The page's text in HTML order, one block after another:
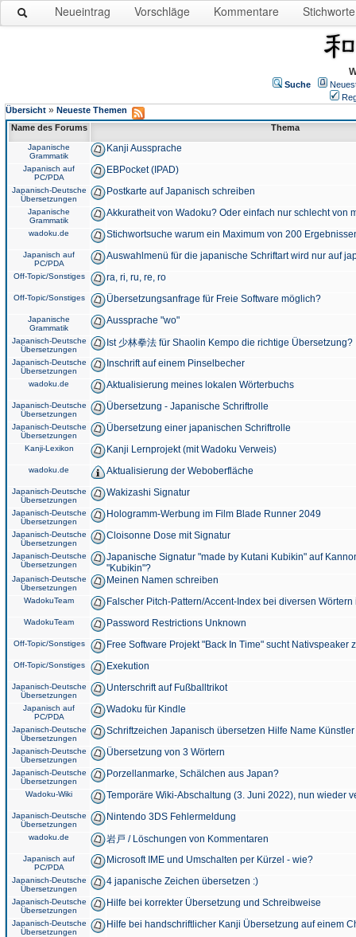
Neueintrag Vorschläge Kommentare Stichworte
Suche
Übersicht » Neueste Themen
Name des Forums
Thema
Japanische
Grammatik
Kanji Aussprache
Japanisch auf
PC/PDA
EBPocket (IPAD)
Japanisch-Deutsche
Übersetzungen
Postkarte auf Japanisch schreiben
Japanische
Grammatik
Akkuratheit von Wadoku? Oder einfach nur schlecht von
wadoku.de Stichwortsuche warum ein Maximum von 200
Japanisch auf
PC/PDA
Auswahlmenü für die japanische Schriftart wird nur auf
Off-Topic/Sonstiges ra, ri, ru, re, ro
Off-Topic/Sonstiges Übersetzungsanfrage für Freie Software möglich?
Japanische
Grammatik
Aussprache "wo"
Japanisch-Deutsche
Übersetzungen
Ist 少林拳法 für Shaolin Kempo die richtige Übersetzung?
Japanisch-Deutsche
Übersetzungen
Inschrift auf einem Pinselbecher
wadoku.de Aktualisierung meines lokalen Wörterbuchs
Japanisch-Deutsche
Übersetzungen
Übersetzung - Japanische Schriftrolle
Japanisch-Deutsche
Übersetzungen
Übersetzung einer japanischen Schriftrolle
Kanji-Lexikon Kanji Lernprojekt (mit Wadoku Verweis)
wadoku.de Aktualisierung der Weboberfläche
Japanisch-Deutsche
Übersetzungen
Wakizashi Signatur
Japanisch-Deutsche
Übersetzungen
Hologramm-Werbung im Film Blade Runner 2049
Japanisch-Deutsche
Übersetzungen
Cloisonne Dose mit Signatur
Japanisch-Deutsche
Übersetzungen
Japanische Signatur "made by Kutani Kubikin" auf
"Kubikin"?
Japanisch-Deutsche
Übersetzungen
Meinen Namen schreiben
WadokuTeam Falscher Pitch-Pattern/Accent-Index bei diversen
WadokuTeam Password Restrictions Unknown
Off-Topic/Sonstiges Free Software Projekt "Back In Time" sucht Nativspeaker
Off-Topic/Sonstiges Exekution
Japanisch-Deutsche
Übersetzungen
Unterschrift auf Fußballtrikot
Japanisch auf
PC/PDA
Wadoku für Kindle
Japanisch-Deutsche
Übersetzungen
Schriftzeichen Japanisch übersetzen Hilfe Name
Japanisch-Deutsche
Übersetzungen
Übersetzung von 3 Wörtern
Japanisch-Deutsche
Übersetzungen
Porzellanmarke, Schälchen aus Japan?
Wadoku-Wiki Temporäre Wiki-Abschaltung (3. Juni 2022), nun wieder
Japanisch-Deutsche
Übersetzungen
Nintendo 3DS Fehlermeldung
wadoku.de 岩戸 / Löschungen von Kommentaren
Japanisch auf
PC/PDA
Microsoft IME und Umschalten per Kürzel - wie?
Japanisch-Deutsche
Übersetzungen
4 japanische Zeichen übersetzen :)
Japanisch-Deutsche
Übersetzungen
Hilfe bei korrekter Übersetzung und Schreibweise
Japanisch-Deutsche
Übersetzungen
Hilfe bei handschriftlicher Kanji Übersetzung auf einem